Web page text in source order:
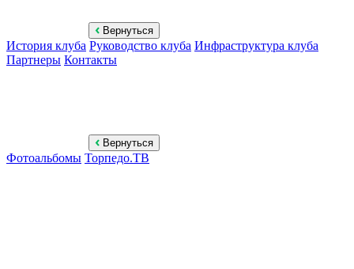
Вернуться
История клуба Руководство клуба Инфраструктура клуба
Партнеры Контакты
Вернуться
Фотоальбомы Торпедо.ТВ